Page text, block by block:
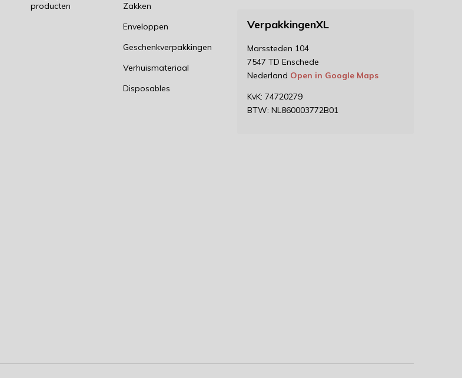
producten
Zakken
Enveloppen
Geschenkverpakkingen
Verhuismateriaal
Disposables
VerpakkingenXL
Marssteden 104
7547 TD Enschede
Nederland Open in Google Maps
KvK: 74720279
BTW: NL860003772B01